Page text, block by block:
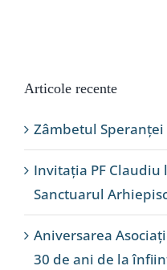
Articole recente
Zâmbetul Speranței
Invitația PF
Sanctuarul
Aniversarea
30 de ani de la